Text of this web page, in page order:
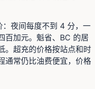
夜间每度不到 4 分，一
百加元。魁省、BC 的居
。超充的价格按站点和时
通常仍比油费便宜，价格